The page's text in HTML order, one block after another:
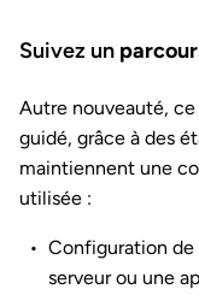
Suivez un
Autre nouveauté,
guidé, grâce à des
maintiennent une
utilisée :
Configuration de
serveur ou une